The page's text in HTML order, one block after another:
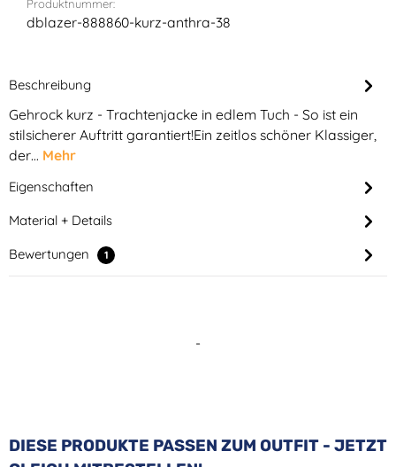
Produktnummer:
dblazer-888860-kurz-anthra-38
Beschreibung
Gehrock kurz - Trachtenjacke in edlem Tuch - So ist ein
stilsicherer Auftritt garantiert!Ein zeitlos schöner Klassiger,
der… Mehr
Eigenschaften
Material + Details
Bewertungen
1
-
Produktgalerie überspringen
DIESE PRODUKTE PASSEN ZUM OUTFIT - JETZT